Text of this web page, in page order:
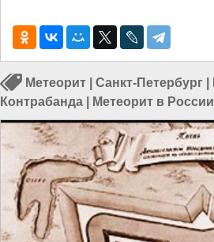
Метеорит Санкт-Петербург
Контрабанда
Метеорит в России